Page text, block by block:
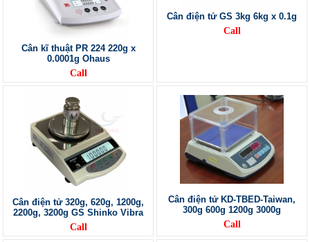
Cân kĩ thuật PR 224 220g x
0.0001g Ohaus
Call
Cân điện tử GS 3kg 6kg x 0.1g
Call
Cân điện tử 320g, 620g, 1200g,
2200g, 3200g GS Shinko Vibra
Call
Cân điện tử KD-TBED-Taiwan,
300g 600g 1200g 3000g
Call